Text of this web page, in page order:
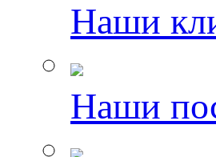
Наши
Наши